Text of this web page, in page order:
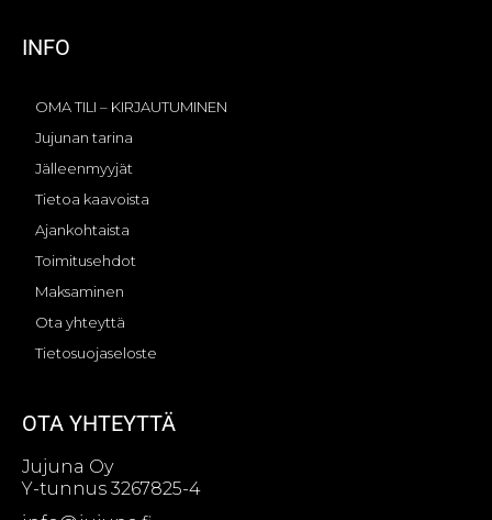
INFO
OMA TILI – KIRJAUTUMINEN
Jujunan tarina
Jälleenmyyjät
Tietoa kaavoista
Ajankohtaista
Toimitusehdot
Maksaminen
Ota yhteyttä
Tietosuojaseloste
OTA YHTEYTTÄ
Jujuna Oy
Y-tunnus 3267825-4